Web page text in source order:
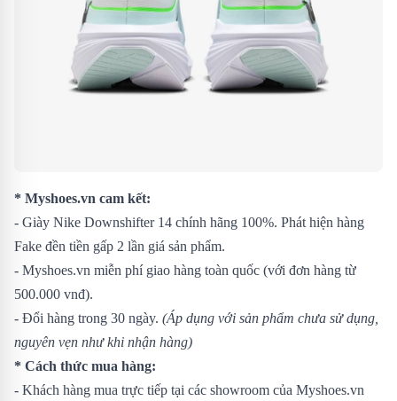
* Myshoes.vn cam kết:
- Giày Nike Downshifter 14 chính hãng 100%. Phát hiện hàng
Fake đền tiền gấp 2 lần giá sản phẩm.
- Myshoes.vn miễn phí giao hàng toàn quốc (với đơn hàng từ
500.000 vnđ).
- Đổi hàng trong 30 ngày. (Áp dụng với sản phẩm chưa sử dụng,
nguyên vẹn như khi nhận hàng)
* Cách thức mua hàng:
- Khách hàng mua trực tiếp tại các showroom của Myshoes.vn